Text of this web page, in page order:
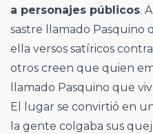
a personajes públicos.
sastre llamado Pasquino
ella versos satíricos
otros creen que quien
llamado Pasquino que
El lugar se convirtió en
la gente colgaba sus